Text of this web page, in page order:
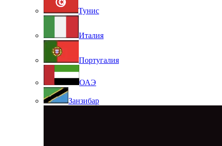
Тунис
Италия
Португалия
ОАЭ
Занзибар